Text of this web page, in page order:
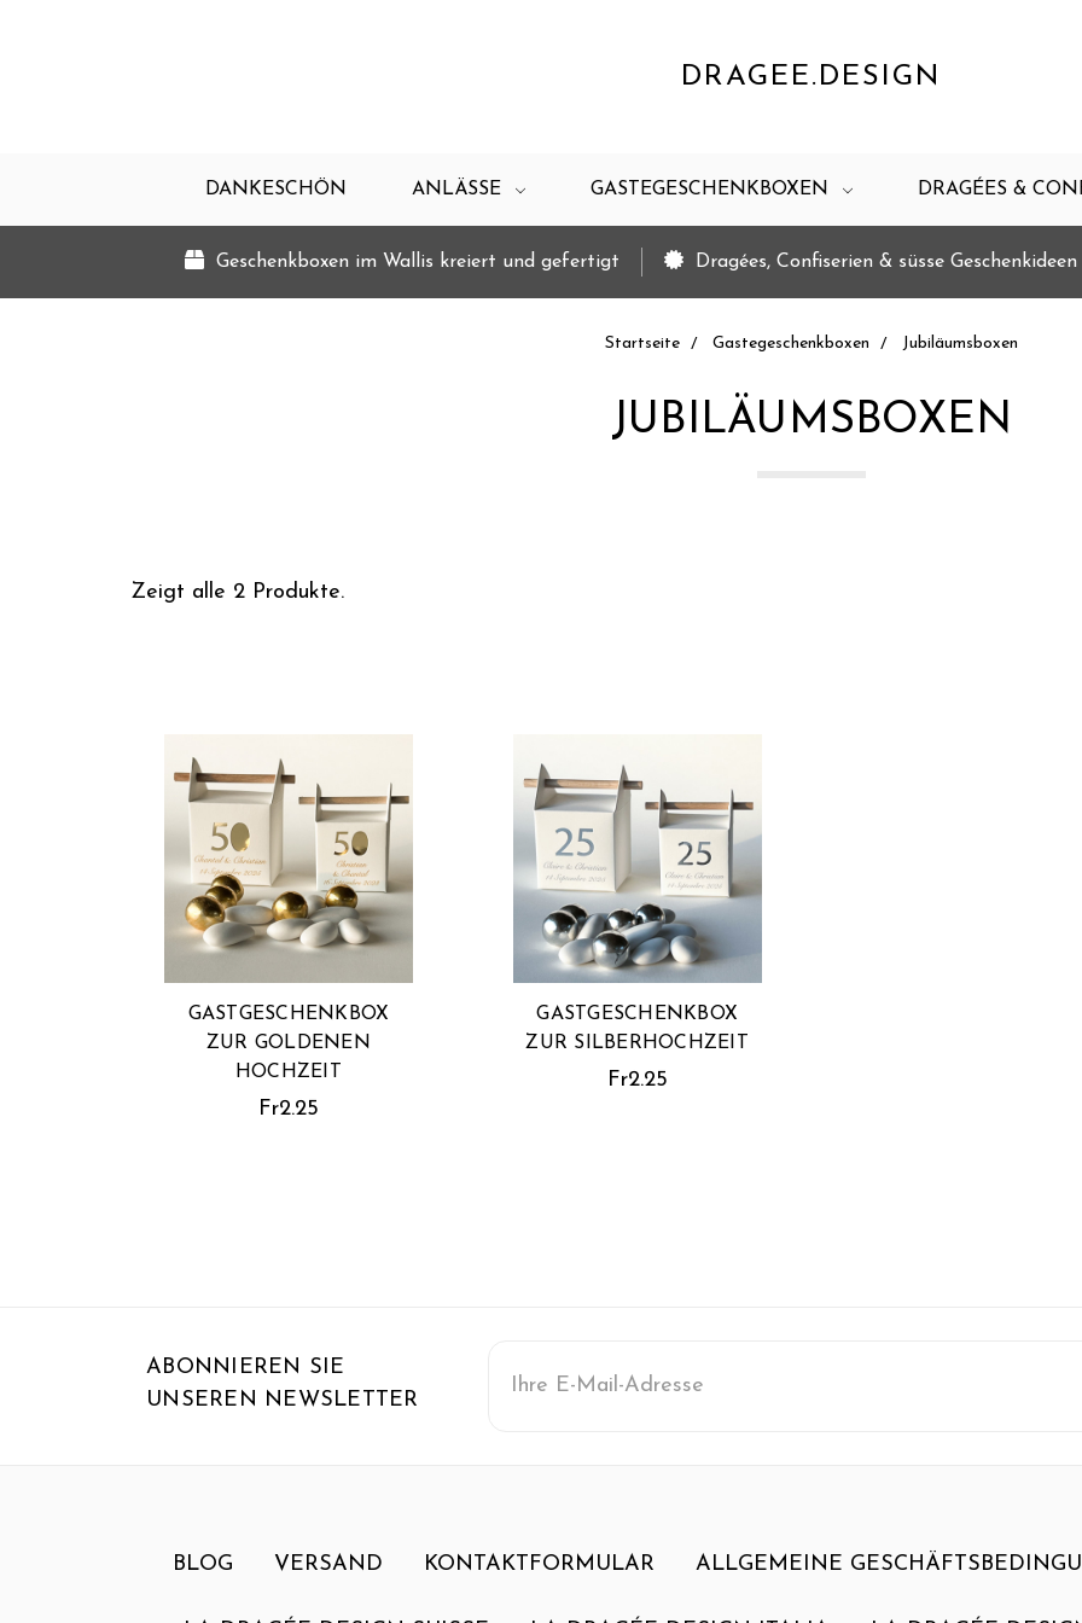
DRAGEE.DESIGN
DANKESCHÖN ANLÄSSE GASTEGESCHENKBOXEN DRAGÉES &
Geschenkboxen im Wallis kreiert und gefertigt Dragées, Confiserien & süsse Geschenkideen
Startseite Gastegeschenkboxen Jubiläumsboxen
JUBILÄUMSBOXEN
Zeigt alle 2 Produkte.
GASTGESCHENKBOX
ZUR GOLDENEN
HOCHZEIT
Fr2.25
GASTGESCHENKBOX
ZUR SILBERHOCHZEIT
Fr2.25
ABONNIEREN SIE
UNSEREN NEWSLETTER
Mail-
BLOG VERSAND KONTAKTFORMULAR ALLGEMEINE